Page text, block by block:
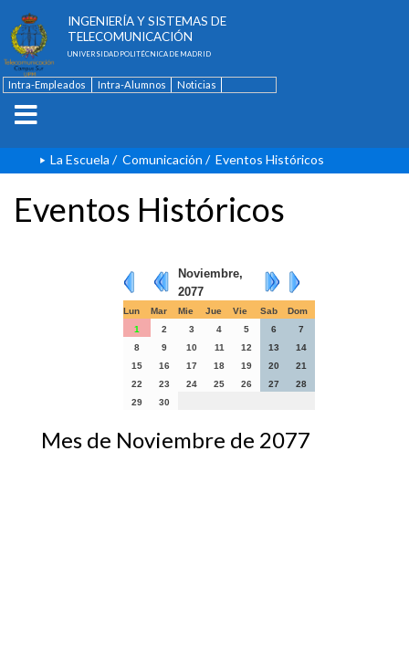
INGENIERÍA Y SISTEMAS DE
TELECOMUNICACIÓN
UNIVERSIDAD POLITÉCNICA DE MADRID
Intra-Empleados Intra-Alumnos
Noticias
La Escuela / Comunicación / Eventos Históricos
Eventos Históricos
Noviembre,
2077
Lun Mar Mie Jue Vie Sab
Dom
1
2 3 4 5 6
7
8
9 10 11 12 13
14
15
16 17 18 19 20
21
22
23 24 25 26 27
28
29
30
Mes de Noviembre de 2077